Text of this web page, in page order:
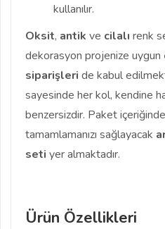
kullanılır.
Oksit, antik ve cilalı renk
dekorasyon projenize uygun
siparişleri de kabul
sayesinde her kol, kendine
benzersizdir. Paket
tamamlamanızı sağlayacak
seti yer almaktadır.
Ürün Özellikleri